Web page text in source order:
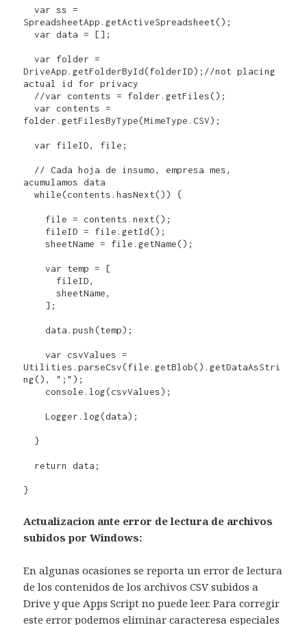
  var ss =
SpreadsheetApp.getActiveSpreadsheet();
  var data = [];
  var folder =
DriveApp.getFolderById(folderID);//not placing
actual id for privacy
  var contents =
folder.getFilesByType(MimeType.CSV);
  var fileID, file;
acumulamos data
  while(contents.hasNext()) {
    sheetName = file.getName();
    var temp = [
      sheetName,
    data.push(temp);
    var csvValues =
Utilities.parseCsv(file.getBlob().getDataAsStri
ng(), ";");
    Logger.log(data);
}
Actualizacion ante error de lectura de archivos
subidos por Windows:
En algunas ocasiones se reporta un error de lectura
de los contenidos de los archivos CSV subidos a
Drive y que Apps Script no puede leer. Para corregir
este error podemos eliminar caracteresa especiales